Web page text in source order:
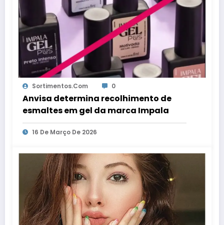
Sortimentos.com 0
Anvisa determina recolhimento de
esmaltes em gel da marca Impala
16 De Março De 2026